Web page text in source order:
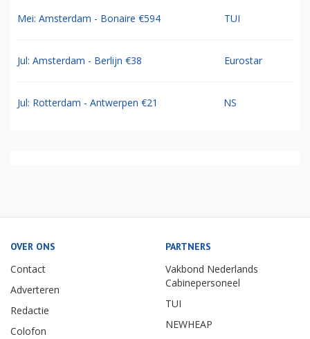
Mei: Amsterdam - Bonaire €594 TUI
Jul: Amsterdam - Berlijn €38 Eurostar
Jul: Rotterdam - Antwerpen €21 NS
OVER ONS
Contact
Adverteren
Redactie
Colofon
PARTNERS
Vakbond Nederlands
Cabinepersoneel
TUI
NEWHEAP